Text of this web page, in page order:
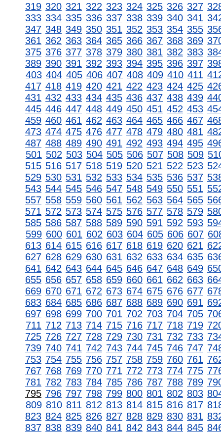
319 320 321 322 323 324 325 326 327
333 334 335 336 337 338 339 340 341
347 348 349 350 351 352 353 354 355
361 362 363 364 365 366 367 368 369
375 376 377 378 379 380 381 382 383
389 390 391 392 393 394 395 396 397
403 404 405 406 407 408 409 410 411
417 418 419 420 421 422 423 424 425
431 432 433 434 435 436 437 438 439
445 446 447 448 449 450 451 452 453
459 460 461 462 463 464 465 466 467
473 474 475 476 477 478 479 480 481
487 488 489 490 491 492 493 494 495
501 502 503 504 505 506 507 508 509
515 516 517 518 519 520 521 522 523
529 530 531 532 533 534 535 536 537
543 544 545 546 547 548 549 550 551
557 558 559 560 561 562 563 564 565
571 572 573 574 575 576 577 578 579
585 586 587 588 589 590 591 592 593
599 600 601 602 603 604 605 606 607
613 614 615 616 617 618 619 620 621
627 628 629 630 631 632 633 634 635
641 642 643 644 645 646 647 648 649
655 656 657 658 659 660 661 662 663
669 670 671 672 673 674 675 676 677
683 684 685 686 687 688 689 690 691
697 698 699 700 701 702 703 704 705
711 712 713 714 715 716 717 718 719
725 726 727 728 729 730 731 732 733
739 740 741 742 743 744 745 746 747
753 754 755 756 757 758 759 760 761
767 768 769 770 771 772 773 774 775
781 782 783 784 785 786 787 788 789
795 796 797 798 799 800 801 802 803
809 810 811 812 813 814 815 816 817
823 824 825 826 827 828 829 830 831
837 838 839 840 841 842 843 844 845